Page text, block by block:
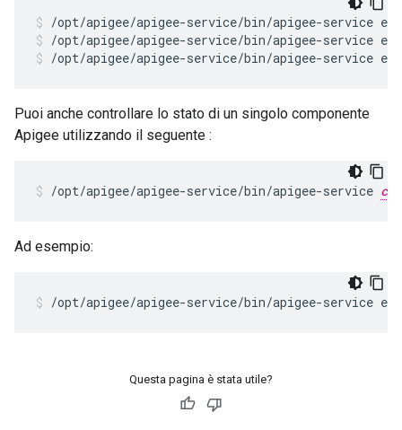
/opt/apigee/apigee-service/bin/apigee-service
/opt/apigee/apigee-service/bin/apigee-service
Puoi anche controllare lo stato di un singolo componente
Apigee utilizzando il seguente :
/opt/apigee/apigee-service/bin/apigee-service
Ad esempio:
/opt/apigee/apigee-service/bin/apigee-service
Questa pagina è stata utile?